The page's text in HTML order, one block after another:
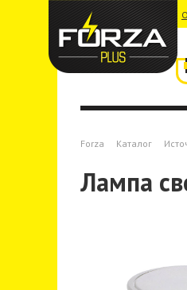
Forza Каталог
Лампа